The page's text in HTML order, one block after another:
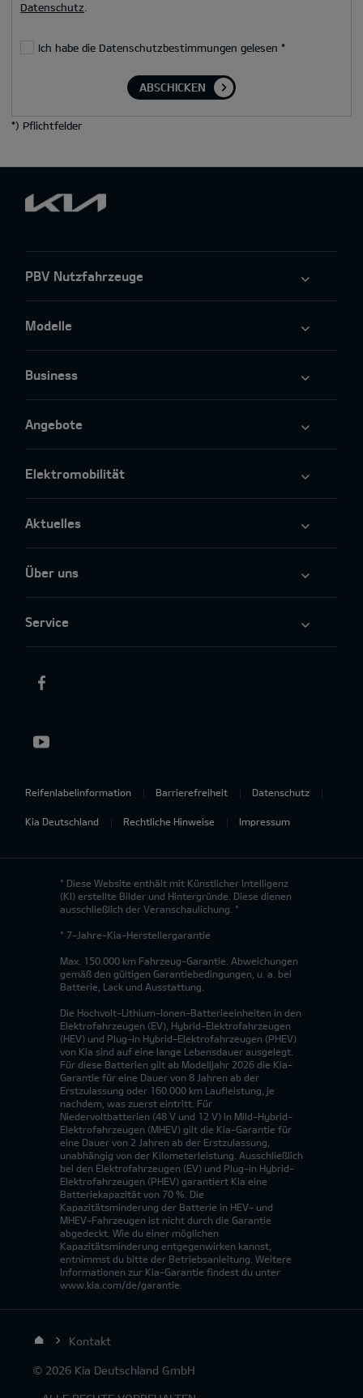
Datenschutz
Ich habe die Datenschutzbestimmungen gelesen *
ABSCHICKEN
*) Pflichtfelder
PBV Nutzfahrzeuge
Modelle
Business
Angebote
Elektromobilität
Aktuelles
Über uns
Service
Reifenlabelinformation Barrierefreiheit Datenschutz
Kia Deutschland Rechtliche Hinweise Impressum
* Diese Website enthält mit Künstlicher Intelligenz
(KI) erstellte Bilder und Hintergründe. Diese dienen
ausschließlich der Veranschaulichung. *
* 7-Jahre-Kia-Herstellergarantie
Max. 150.000 km Fahrzeug-Garantie. Abweichungen
gemäß den gültigen Garantiebedingungen, u. a. bei
Batterie, Lack und Ausstattung.
Die Hochvolt-Lithium-Ionen-Batterieeinheiten in den
Elektrofahrzeugen (EV), Hybrid-Elektrofahrzeugen
(HEV) und Plug-in Hybrid-Elektrofahrzeugen (PHEV)
von Kia sind auf eine lange Lebensdauer ausgelegt.
Für diese Batterien gilt ab Modelljahr 2026 die Kia-
Garantie für eine Dauer von 8 Jahren ab der
Erstzulassung oder 160.000 km Laufleistung, je
nachdem, was zuerst eintritt. Für
Niedervoltbatterien (48 V und 12 V) in Mild-Hybrid-
Elektrofahrzeugen (MHEV) gilt die Kia-Garantie für
eine Dauer von 2 Jahren ab der Erstzulassung,
unabhängig von der Kilometerleistung. Ausschließlich
bei den Elektrofahrzeugen (EV) und Plug-in Hybrid-
Elektrofahrzeugen (PHEV) garantiert Kia eine
Batteriekapazität von 70 %. Die
Kapazitätsminderung der Batterie in HEV- und
MHEV-Fahrzeugen ist nicht durch die Garantie
abgedeckt. Wie du einer möglichen
Kapazitätsminderung entgegenwirken kannst,
entnimmst du bitte der Betriebsanleitung. Weitere
Informationen zur Kia-Garantie findest du unter
www.kia.com/de/garantie.
Kontakt
© 2026 Kia Deutschland GmbH